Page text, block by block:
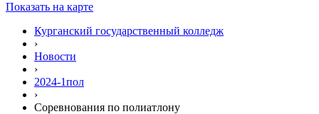
Показать на карте
Курганский государственный колледж
›
Новости
›
2024-1пол
›
Соревнования по полиатлону